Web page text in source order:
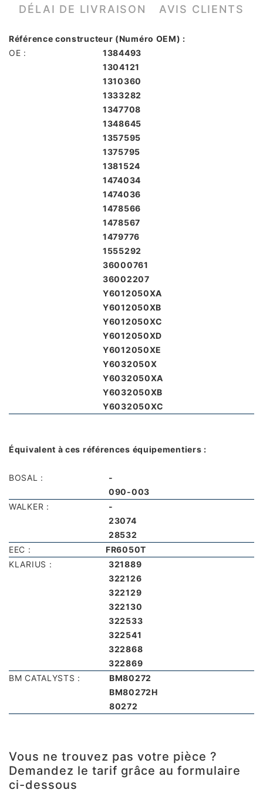
DÉLAI DE LIVRAISON
AVIS CLIENTS
Référence constructeur (Numéro OEM) :
OE :
1384493
1304121
1310360
1333282
1347708
1348645
1357595
1375795
1381524
1474034
1474036
1478566
1478567
1479776
1555292
36000761
36002207
Y6012050XA
Y6012050XB
Y6012050XC
Y6012050XD
Y6012050XE
Y6032050X
Y6032050XA
Y6032050XB
Y6032050XC
Équivalent à ces références équipementiers :
BOSAL :
-
090-003
WALKER :
-
23074
28532
EEC :
FR6050T
KLARIUS :
321889
322126
322129
322130
322533
322541
322868
322869
BM CATALYSTS :
BM80272
BM80272H
80272
Vous ne trouvez pas votre pièce ?
Demandez le tarif grâce au formulaire
ci-dessous